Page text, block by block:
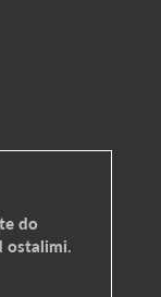
do
ostalimi.